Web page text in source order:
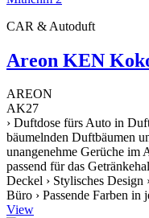
CAR & Autoduft
Areon KEN
AREON
AK27
› Duftdose fürs Auto in
bäumelnden Duftbäumen
unangenehme Gerüche im
passend für das
Deckel › Stylisches
Büro › Passende Farben in
View